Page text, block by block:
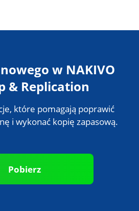
w NAKIVO
& Replication
które pomagają poprawić
i wykonać kopię zapasową.
Pobierz